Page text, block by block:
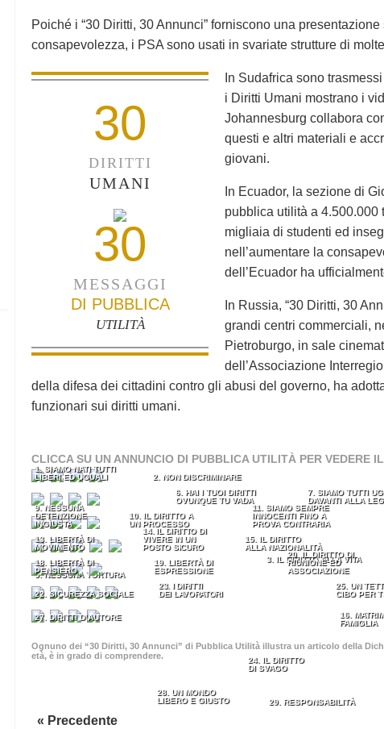
Poiché i “30 Diritti, 30 Annunci” forniscono una
consapevolezza, i PSA sono usati in svariate strutture di
30
DIRITTI
UMANI
30
MESSAGGI
DI PUBBLICA
UTILITÀ
In Sudafrica sono
i Diritti Umani mostrano i
Johannesburg collabora
questi e altri materiali e
giovani.
In Ecuador, la sezione di
pubblica utilità a 4.500.000
migliaia di studenti ed
nell’aumentare la
dell’Ecuador ha
In Russia, “30 Diritti, 30
grandi centri commerciali,
Pietroburgo, in sale
dell’Associazione
della difesa dei cittadini contro gli abusi del governo, ha
funzionari sui diritti umani.
CLICCA SU UN ANNUNCIO DI PUBBLICA UTILITÀ PER VEDERE
1. SIAMO NATI TUTTI
LIBERI ED UGUALI
2. NON DISCRIMINARE
3. IL DIRITTO ALLA VITA
5. NESSUNA TORTURA
6. HAI I TUOI DIRITTI
OVUNQUE TU VADA
7. SIAMO TUTTI
DAVANTI ALLA
9. NESSUNA
DETENZIONE
INGIUSTA
10. IL DIRITTO A
UN PROCESSO
11. SIAMO SEMPRE
INNOCENTI FINO A
PROVA CONTRARIA
13. LIBERTÀ DI
MOVIMENTO
14. IL DIRITTO DI
VIVERE IN UN
POSTO SICURO
15. IL DIRITTO
ALLA NAZIONALITÀ
16.
FAMIGLIA
18. LIBERTÀ DI
PENSIERO
19. LIBERTÀ DI
ESPRESSIONE
20. IL DIRITTO DI
RIUNIONE ED
ASSOCIAZIONE
22. SICUREZZA SOCIALE
23. I DIRITTI
DEI LAVORATORI
24. IL DIRITTO
DI SVAGO
25. UN
CIBO PER
27. DIRITTI D’AUTORE
28. UN MONDO
LIBERO E GIUSTO
29. RESPONSABILITÀ
Ognuno dei “30 Diritti, 30 Annunci” di Pubblica Utilità illustra un articolo della
età, è in grado di comprendere.
« Precedente